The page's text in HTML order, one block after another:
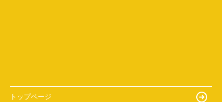
トップページ